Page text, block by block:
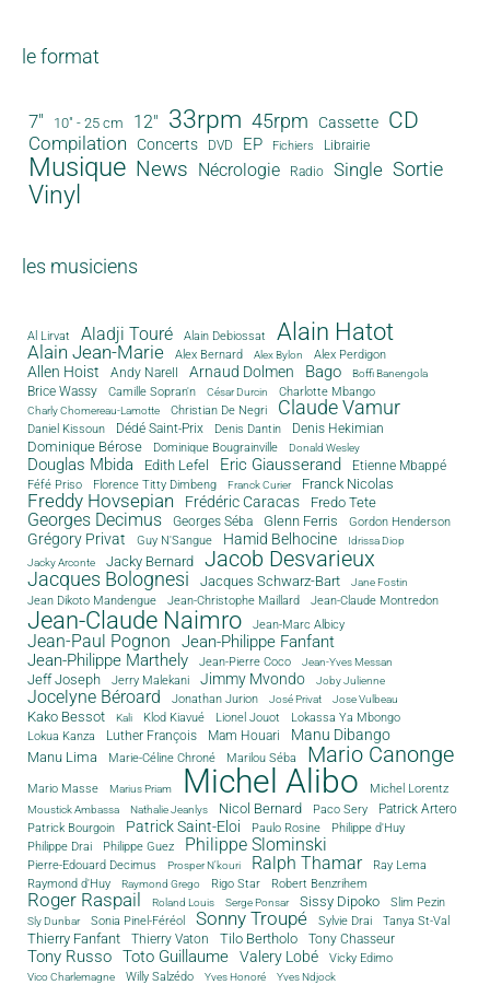
le format
7" 10" - 25 cm 12" 33rpm 45rpm Cassette CD
Compilation Concerts DVD EP Fichiers Librairie
Musique News Nécrologie Radio Single Sortie
Vinyl
les musiciens
Al Lirvat Aladji Touré Alain Debiossat Alain Hatot
Alain Jean-Marie Alex Bernard Alex Bylon Alex Perdigon
Allen Hoist Andy Narell Arnaud Dolmen Bago Boffi Banengola
Brice Wassy Camille Sopran'n César Durcin Charlotte Mbango
Charly Chomereau-Lamotte Christian De Negri Claude Vamur
Daniel Kissoun Dédé Saint-Prix Denis Dantin Denis Hekimian
Dominique Bérose Dominique Bougrainville Donald Wesley
Douglas Mbida Edith Lefel Eric Giausserand Etienne Mbappé
Féfé Priso Florence Titty Dimbeng Franck Curier Franck Nicolas
Freddy Hovsepian Frédéric Caracas Fredo Tete
Georges Decimus Georges Séba Glenn Ferris Gordon Henderson
Grégory Privat Guy N'Sangue Hamid Belhocine
Idrissa Diop
Jacky Arconte
Jacky Bernard Jacob Desvarieux
Jacques Bolognesi Jacques Schwarz-Bart Jane Fostin
Jean Dikoto Mandengue Jean-Christophe Maillard Jean-Claude Montredon
Jean-Claude Naimro Jean-Marc Albicy
Jean-Paul Pognon
Jean-Philippe Fanfant
Jean-Philippe Marthely
Jean-Pierre Coco Jean-Yves Messan
Jeff Joseph Jerry Malekani Jimmy Mvondo Joby Julienne
Jocelyne Béroard Jonathan Jurion José Privat Jose Vulbeau
Kako Bessot Kali Klod Kiavué Lionel Jouot
Lokassa Ya Mbongo
Lokua Kanza
Luther François Mam Houari Manu Dibango
Manu Lima Marie-Céline Chroné Marilou Séba Mario Canonge
Mario Masse Marius Priam Michel Alibo Michel Lorentz
Moustick Ambassa Nathalie Jeanlys Nicol Bernard Paco Sery
Patrick Artero
Patrick Bourgoin
Patrick Saint-Eloi Paulo Rosine
Philippe d'Huy
Philippe Drai
Philippe Guez Philippe Slominski
Pierre-Edouard Decimus Prosper N'kouri Ralph Thamar
Ray Lema
Raymond d'Huy
Raymond Grego Rigo Star Robert Benzrihem
Roger Raspail Roland Louis Serge Ponsar Sissy Dipoko Slim Pezin
Sly Dunbar Sonia Pinel-Féréol Sonny Troupé Sylvie Drai Tanya St-Val
Thierry Fanfant Thierry Vaton Tilo Bertholo Tony Chasseur
Tony Russo Toto Guillaume Valery Lobé Vicky Edimo
Vico Charlemagne Willy Salzédo Yves Honoré Yves Ndjock